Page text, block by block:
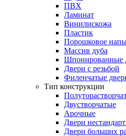
ПВХ
Ламинат
Винилискожа
Пластик
Порошковое
Массив дуба
Шпонированные
Двери с резьбой
Филенчатые
Тип конструкции
Двустворчатые
Арочные
Двери
Двери больших